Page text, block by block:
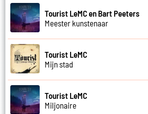
Tourist LeMC en Bart Peeters
Meester kunstenaar
Tourist LeMC
Mijn stad
Tourist LeMC
Miljonaire